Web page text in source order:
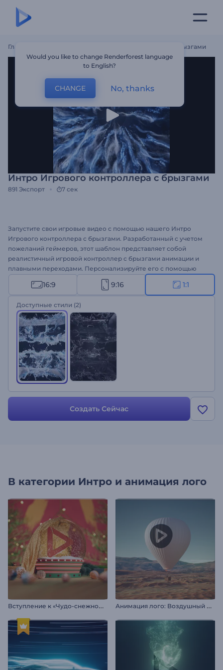
Главная Интро Игрового Контроллера С Брызгами
Интро Игрового контроллера с брызгами
891 Экспорт 7 сек
Запустите свои игровые видео с помощью нашего Интро
Игрового контроллера с брызгами. Разработанный с учетом
пожеланий геймеров, этот шаблон представляет собой
реалистичный игровой контроллер с брызгами анимации и
плавными переходами. Персонализируйте его с помощью
своего логотипа, теглайна и фоновой музыки и выкладывайте
на своих каналах, чтобы покорить зрителей с первой секунды.
Идеально подходит для игровых интро и аутро, прямых
трансляций на YouTube, игровых монтажей и многих других
проектов. Попробуйте прямо сейчас и повысьте уровень
своего игрового контента!
16:9 9:16 1:1
Доступные стили (2)
Создать Сейчас
В категории Интро и анимация лого
В
ступление к «Чудо-снежному шару» А
нимация лого: Воздушный шар
Would you like to change Renderforest language
to English?
CHANGE No, thanks